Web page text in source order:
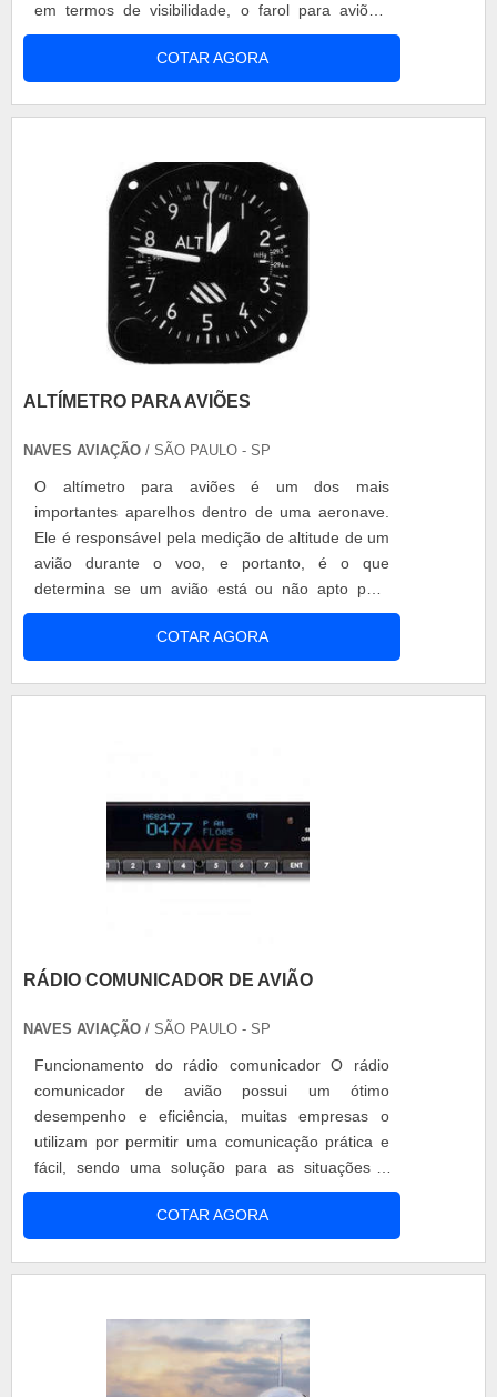
em termos de visibilidade, o farol para aviões,
como regra, deve permanecer sempre aceso,
independente desse fator. Toda uma linguagem
incorporada na aviação, a exemplo dos navios
COTAR AGORA
ALTÍMETRO PARA AVIÕES
NAVES AVIAÇÃO / SÃO PAULO - SP
O altímetro para aviões é um dos mais
importantes aparelhos dentro de uma aeronave.
Ele é responsável pela medição de altitude de um
avião durante o voo, e portanto, é o que
determina se um avião está ou não apto para
decolagem. Independente da capacidade da
aeronave, seja de pequeno ou até grande porte,
todos precisam de um altímetro para garantir a
COTAR AGORA
RÁDIO COMUNICADOR DE AVIÃO
NAVES AVIAÇÃO / SÃO PAULO - SP
Funcionamento do rádio comunicador O rádio
comunicador de avião possui um ótimo
desempenho e eficiência, muitas empresas o
utilizam por permitir uma comunicação prática e
fácil, sendo uma solução para as situações e
imprevistos. Com o rádio para aviação, os
usuários podem estabelecer chamadas e
conversas com um ou mais usuários, em um
momento, e em qualquer local.
COTAR AGORA